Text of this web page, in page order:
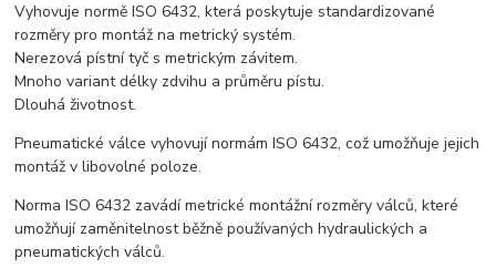
Vyhovuje normě ISO 6432, která poskytuje standardizované
rozměry pro montáž na metrický systém.
Nerezová pístní tyč s metrickým závitem.
Mnoho variant délky zdvihu a průměru pístu.
Dlouhá životnost.
Pneumatické válce vyhovují normám ISO 6432, což umožňuje jejich
montáž v libovolné poloze.
Norma ISO 6432 zavádí metrické montážní rozměry válců, které
umožňují zaměnitelnost běžně používaných hydraulických a
pneumatických válců.